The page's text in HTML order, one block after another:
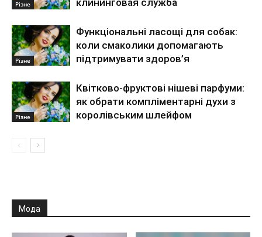
Різне
клининговая служба
Різне
Функціональні ласощі для собак:
коли смаколики допомагають
підтримувати здоров’я
Різне
Квітково-фруктові нішеві парфуми:
як обрати компліментарні духи з
королівським шлейфом
Мода